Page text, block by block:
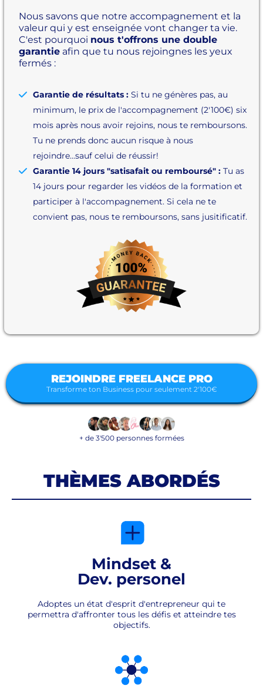
Nous savons que notre accompagnement et la
valeur qui y est enseignée vont changer ta vie.
C'est pourquoi nous t'offrons une double
garantie afin que tu nous rejoingnes les yeux
fermés :
Garantie de résultats : Si tu ne génères pas, au
minimum, le prix de l'accompagnement (2'100€) six
mois après nous avoir rejoins, nous te remboursons.
Tu ne prends donc aucun risque à nous
rejoindre...sauf celui de réussir!
Garantie 14 jours "satisafait ou remboursé" : Tu as
14 jours pour regarder les vidéos de la formation et
participer à l'accompagnement. Si cela ne te
convient pas, nous te remboursons, sans jusitificatif.
REJOINDRE FREELANCE PRO
Transforme ton Business pour seulement 2'100€
+ de 3'500 personnes formées
THÈMES ABORDÉS
Mindset &
Dev. personel
Adoptes un état d'esprit d'entrepreneur qui te
permettra d'affronter tous les défis et atteindre tes
objectifs.